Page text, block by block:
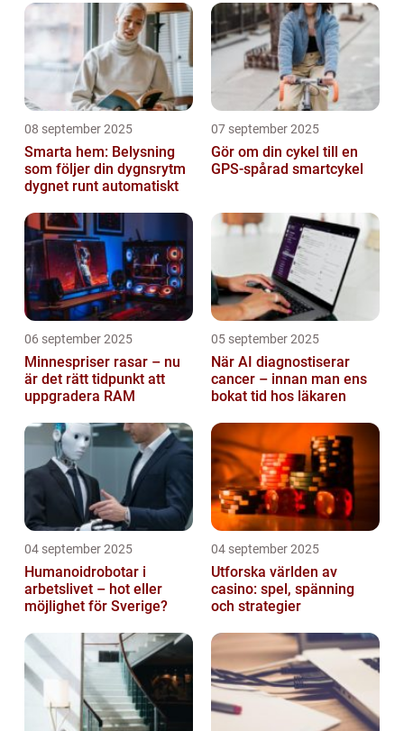
08 september 2025
Smarta hem: Belysning
som följer din dygnsrytm
dygnet runt automatiskt
07 september 2025
Gör om din cykel till en
GPS-spårad smartcykel
06 september 2025
Minnespriser rasar – nu
är det rätt tidpunkt att
uppgradera RAM
05 september 2025
När AI diagnostiserar
cancer – innan man ens
bokat tid hos läkaren
04 september 2025
Humanoidrobotar i
arbetslivet – hot eller
möjlighet för Sverige?
04 september 2025
Utforska världen av
casino: spel, spänning
och strategier